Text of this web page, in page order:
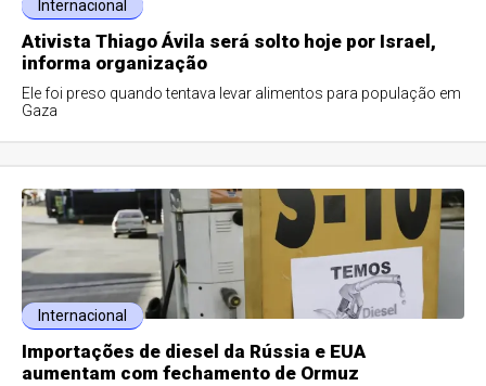
Internacional
Ativista Thiago Ávila será solto hoje por Israel,
informa organização
Ele foi preso quando tentava levar alimentos para população em
Gaza
Internacional
Importações de diesel da Rússia e EUA
aumentam com fechamento de Ormuz